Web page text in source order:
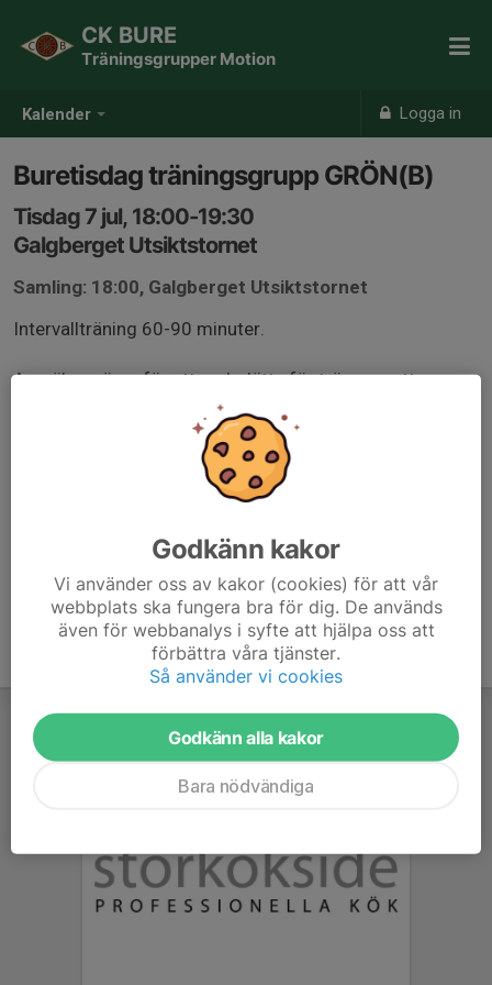
Kalender Logga in
CK BURE
Träningsgrupper Motion
Buretisdag träningsgrupp GRÖN(B)
Tisdag 7 jul, 18:00-19:30
Galgberget Utsiktstornet
Samling: 18:00, Galgberget Utsiktstornet
Intervallträning 60-90 minuter.
Anmäl er gärna för att underlätta för tränarna att
planera passet, gruppindelning kan komma att ske
beroende på antal och nivå på deltagare.
Medlemmar från andra klubbar är välkomna, kom helst i
era respektive klubbkläder.
Godkänn kakor
Vi använder oss av kakor (cookies) för att vår
webbplats ska fungera bra för dig. De används
även för webbanalys i syfte att hjälpa oss att
förbättra våra tjänster.
Så använder vi cookies
Godkänn alla kakor
Bara nödvändiga